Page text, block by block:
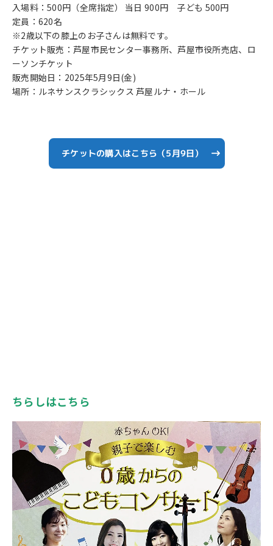
入場料：500円（全席指定） 当日 900円 子ども 500円
定員：620名
※2歳以下の膝上のお子さんは無料です。
チケット販売：芦屋市民センター事務所、芦屋市役所売店、ロ
ーソンチケット
販売開始日：2025年5月9日(金)
場所：ルネサンスクラシックス 芦屋ルナ・ホール
チケットの購入はこちら（5月9日）
ちらしはこちら